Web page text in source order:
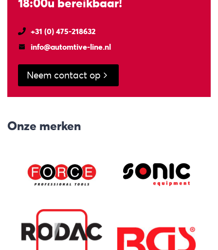
+31 (0) 475-218632
info@automtive-line.nl
Neem contact op
Onze merken